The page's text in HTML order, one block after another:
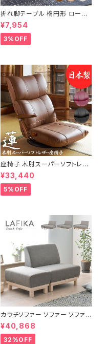
折れ脚テーブル 楕円形 ローテ
ーブル センターテーブル リビン
グテーブル 天然木 幅95 3色展
開
¥7,954
3%OFF
座椅子 木肘スーパーソフトレザ
ー座椅子 リクライニング回転座
椅子 座椅子 父の日 敬老の日
プレゼント 完成品
¥33,440
5%OFF
カウチソファー ソファー ソファ
オットマン 1.5人掛 け新生活 一
人暮らし 完成品
¥40,868
32%OFF